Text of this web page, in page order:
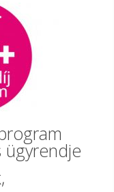
ügyrendje